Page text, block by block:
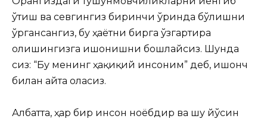
ўтиш ва севгингиз биринчи ўринда бўлишни
ўргансангиз, бу ҳаётни бирга ўзгартира
олишингизга ишонишни бошлайсиз. Шунда
сиз: “Бу менинг ҳақиқий инсоним” деб, ишонч
билан айта оласиз.
Албатта, ҳар бир инсон ноёбдир ва шу йўсин